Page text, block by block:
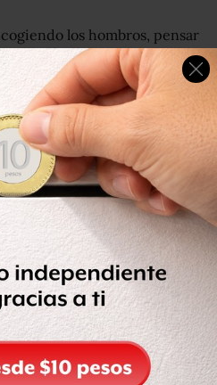
los hombros, pensar
nada. Como tampoco pedir
las disculpas no sirven.
dolor que has generado.
contigo mismo a
las personas que te rodean, y
ayuda y venir a estos
posa la mirada de ojos
que reza: “El machismo
no depende de una
haber un
mismo”